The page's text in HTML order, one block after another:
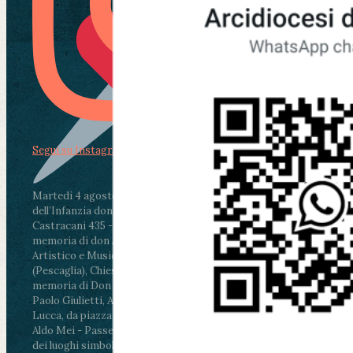
Martedì 4 agosto2026
ore 11:30 - Lucca, Scuola
dell’Infanzia don Aldo Mei - Viale Castruccio
Castracani 435 - Inaugurazione murales in
memoria di don Aldo Mei curato dal Liceo
Artistico e Musicale “Passaglia”
ore 18 - Fiano
(Pescaglia), Chiesa parrocchiale - Messa in
memoria di Don Aldo Mei celebrata da mons.
Paolo Giulietti, Arcivescovo di Lucca
ore 20.30 -
Lucca, da piazza San Michele al Cippo di don
Aldo Mei - Passeggiata della Memoria in alcuni
dei luoghi simbolo della città. Ritrovo alle ore
Segui su Instagram